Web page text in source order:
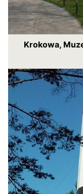
Krokowa,